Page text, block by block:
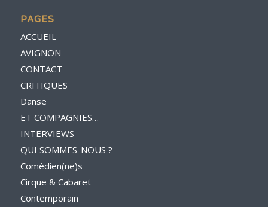
PAGES
ACCUEIL
AVIGNON
CONTACT
CRITIQUES
Danse
ET COMPAGNIES…
INTERVIEWS
QUI SOMMES-NOUS ?
Comédien(ne)s
Cirque & Cabaret
Contemporain